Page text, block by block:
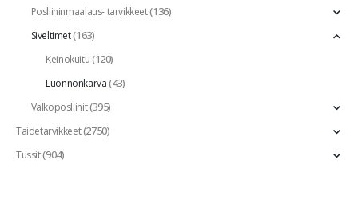
Posliininmaalaus- tarvikkeet(136)
Siveltimet(163)
Keinokuitu(120)
Luonnonkarva(43)
Valkoposliinit(395)
Taidetarvikkeet(2750)
Tussit(904)